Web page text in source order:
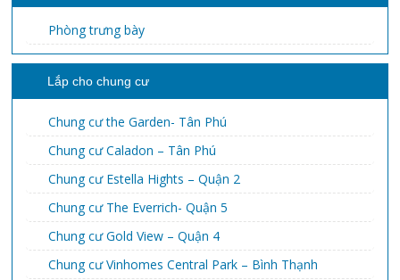
Phòng trưng bày
Lắp cho chung cư
Chung cư the Garden- Tân Phú
Chung cư Caladon – Tân Phú
Chung cư Estella Hights – Quận 2
Chung cư The Everrich- Quận 5
Chung cư Gold View – Quận 4
Chung cư Vinhomes Central Park – Bình Thạnh